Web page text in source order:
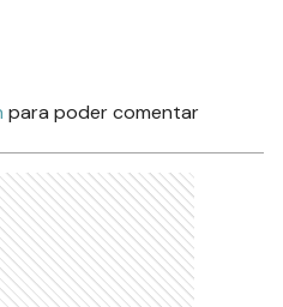
para poder comentar